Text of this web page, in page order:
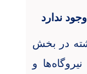
ندارد
در بخش
و